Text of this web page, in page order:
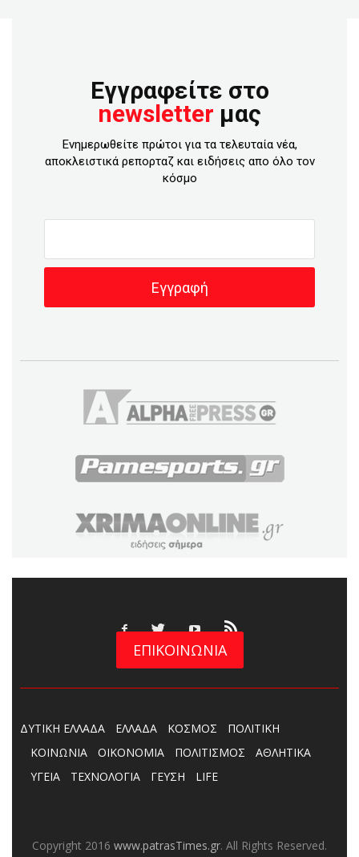
Εγγραφείτε στο
newsletter μας
Ενημερωθείτε πρώτοι για τα τελευταία νέα,
αποκλειστικά ρεπορταζ και ειδήσεις απο όλο τον
κόσμο
ΕΠΙΚΟΙΝΩΝΙΑ
ΔΥΤΙΚΗ ΕΛΛΑΔΑ ΕΛΛΑΔΑ ΚΟΣΜΟΣ
ΠΟΛΙΤΙΚΗ
ΚΟΙΝΩΝΙΑ
ΟΙΚΟΝΟΜΙΑ ΠΟΛΙΤΙΣΜΟΣ
ΑΘΛΗΤΙΚΑ
ΥΓΕΙΑ
ΤΕΧΝΟΛΟΓΙΑ ΓΕΥΣΗ LIFE
Copyright 2016 www.patrasTimes.gr. All Rights Reserved.